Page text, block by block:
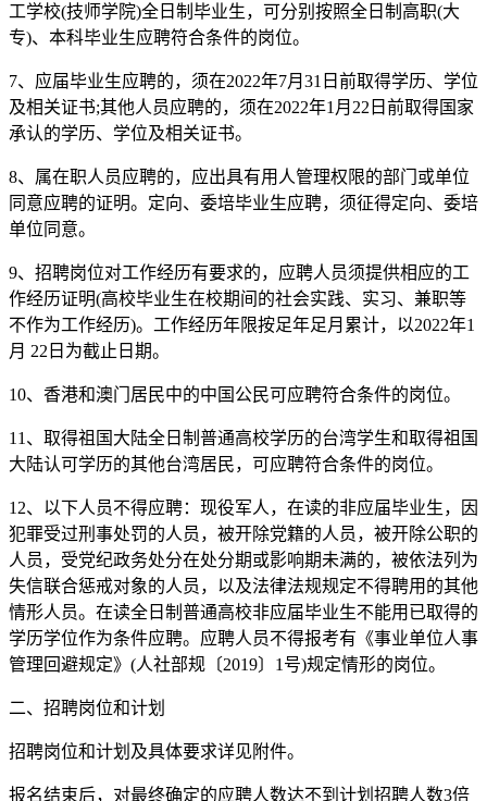
工学校(技师学院)全日制毕业生，可分别按照全日制高职(大
专)、本科毕业生应聘符合条件的岗位。
7、应届毕业生应聘的，须在2022年7月31日前取得学历、学位
及相关证书;其他人员应聘的，须在2022年1月22日前取得国家
承认的学历、学位及相关证书。
8、属在职人员应聘的，应出具有用人管理权限的部门或单位
同意应聘的证明。定向、委培毕业生应聘，须征得定向、委培
单位同意。
9、招聘岗位对工作经历有要求的，应聘人员须提供相应的工
作经历证明(高校毕业生在校期间的社会实践、实习、兼职等
不作为工作经历)。工作经历年限按足年足月累计，以2022年1
月 22日为截止日期。
10、香港和澳门居民中的中国公民可应聘符合条件的岗位。
11、取得祖国大陆全日制普通高校学历的台湾学生和取得祖国
大陆认可学历的其他台湾居民，可应聘符合条件的岗位。
12、以下人员不得应聘：现役军人，在读的非应届毕业生，因
犯罪受过刑事处罚的人员，被开除党籍的人员，被开除公职的
人员，受党纪政务处分在处分期或影响期未满的，被依法列为
失信联合惩戒对象的人员，以及法律法规规定不得聘用的其他
情形人员。在读全日制普通高校非应届毕业生不能用已取得的
学历学位作为条件应聘。应聘人员不得报考有《事业单位人事
管理回避规定》(人社部规〔2019〕1号)规定情形的岗位。
二、招聘岗位和计划
招聘岗位和计划及具体要求详见附件。
报名结束后，对最终确定的应聘人数达不到计划招聘人数3倍